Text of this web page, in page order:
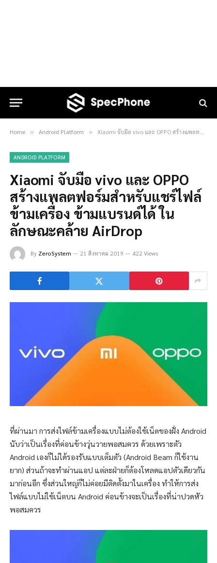
Home » Android Platform » Xiaomi จับมือ vivo และ OPPO สร้างแพลตฟอร์มสำหรับแชร์ไฟล์ข้ามเครื่อง ข้ามแบรนด์ได้ ในลักษณะคล้าย AirDrop
ANDROID PLATFORM
Xiaomi จับมือ vivo และ OPPO
สร้างแพลตฟอร์มสำหรับแชร์ไฟล์
ข้ามเครื่อง ข้ามแบรนด์ได้ ใน
ลักษณะคล้าย AirDrop
By ZeroSystem 21 สิงหาคม 2019 422 Views
ที่ผ่านมา การส่งไฟล์ข้ามเครื่องแบบไม่ต้องใช้เน็ตของฝั่ง Android
นับว่าเป็นเรื่องที่ค่อนข้างวุ่นวายพอสมควร ด้วยเพราะตัว
Android เองก็ไม่ได้รองรับแบบเต็มตัว (Android Beam ก็ใช้งาน
ยาก) ส่วนถ้าจะทำผ่านแอป แต่ละฝ่ายก็ต้องโหลดแอปตัวเดียวกัน
มาก่อนอีก ซึ่งส่วนใหญ่ก็ไม่ค่อยมีติดตั้งมาในเครื่อง ทำให้การส่ง
ไฟล์แบบไม่ใช้เน็ตบน Android ค่อนข้างจะเป็นเรื่องที่น่าปวดหัว
พอสมควร